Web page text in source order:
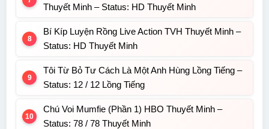
Thuyết Minh – Status: HD Thuyết Minh
Bí Kíp Luyện Rồng Live Action TVH Thuyết Minh –
Status: HD Thuyết Minh
Tôi Từ Bỏ Tư Cách Là Một Anh Hùng Lồng Tiếng –
Status: 12 / 12 Lồng Tiếng
Chú Voi Mumfie (Phần 1) HBO Thuyết Minh –
Status: 78 / 78 Thuyết Minh